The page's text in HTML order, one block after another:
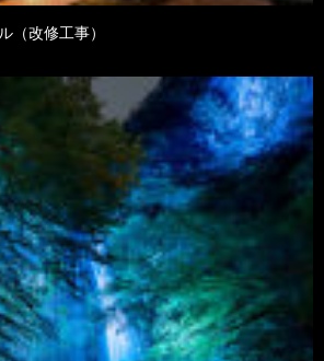
（改修工事）